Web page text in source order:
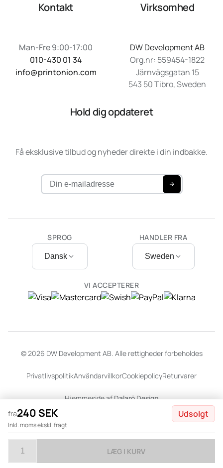
fra240 SEK
Inkl. moms ekskl. fragt
Udsolgt
LÆG I KURV
Kontakt
Man-Fre 9:00-17:00
010-430 01 34
info@printonion.com
Virksomhed
DW Development AB
Org.nr: 559454-1822
Järnvägsgatan 15
543 50 Tibro, Sweden
Hold dig opdateret
Få eksklusive tilbud og nyheder direkte i din indbakke.
SPROG
Dansk
VI ACCEPTERER
HANDLER FRA
Sweden
© 2026 DW Development AB. Alle rettigheder forbeholdes
PrivatlivspolitikAnvändarvillkorCookiepolicyReturvarer
Hjemmeside afDalarö Design